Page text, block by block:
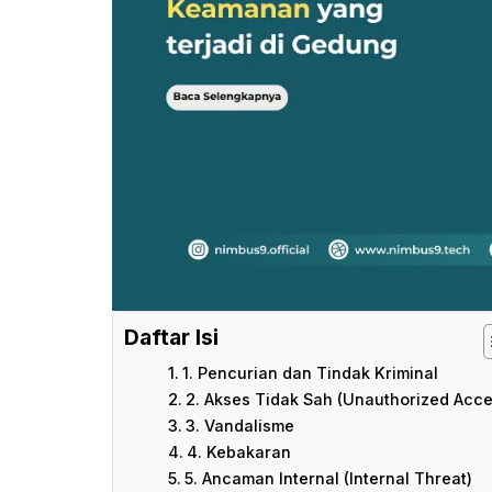
Daftar Isi
1. Pencurian dan Tindak Kriminal
2. Akses Tidak Sah (Unauthorized
3. Vandalisme
4. Kebakaran
5. Ancaman Internal (Internal Threat)